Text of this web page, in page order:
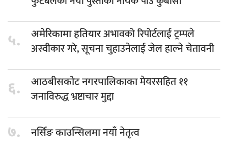
५. अमेरिकामा हतियारअभावको रिपोर्टलाई ट्रम्पले
अस्वीकार गरे, सूचना चुहाउनेलाई जेल हाल्ने चेतावनी
६. आठबीसकोट नगरपालिकाकामेयरसहित ११
जनाविरुद्ध भ्रष्टाचार मुद्दा
७. नर्सिङ काउन्सिलमानयाँ नेतृत्व